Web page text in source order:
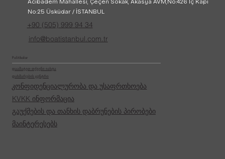
No:25 Üsküdar / İSTANBUL
+90 (505) 999 94 34
info@boatistanbul.com.tr
Politikalar
დაამატეთ თქვენი იახტა
დახმარების ცენტრი
კონფიდენციალურობა და უსაფრთხოება
KVKK ინფორმაცია
გაუქმების და თანხის დაბრუნების პირობები
მაინტერესებს